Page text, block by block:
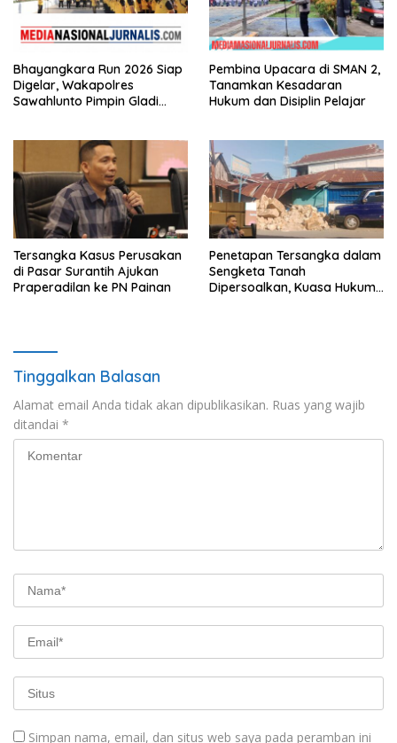
Bhayangkara Run 2026 Siap
Digelar, Wakapolres
Sawahlunto Pimpin Gladi
Pembina Upacara di SMAN 2,
Tanamkan Kesadaran
Hukum dan Disiplin Pelajar
Tersangka Kasus Perusakan
di Pasar Surantih Ajukan
Praperadilan ke PN Painan
Penetapan Tersangka dalam
Sengketa Tanah
Dipersoalkan, Kuasa Hukum
Tinggalkan Balasan
Alamat email Anda tidak akan dipublikasikan. Ruas yang wajib
ditandai *
Simpan nama, email, dan situs web saya pada peramban ini